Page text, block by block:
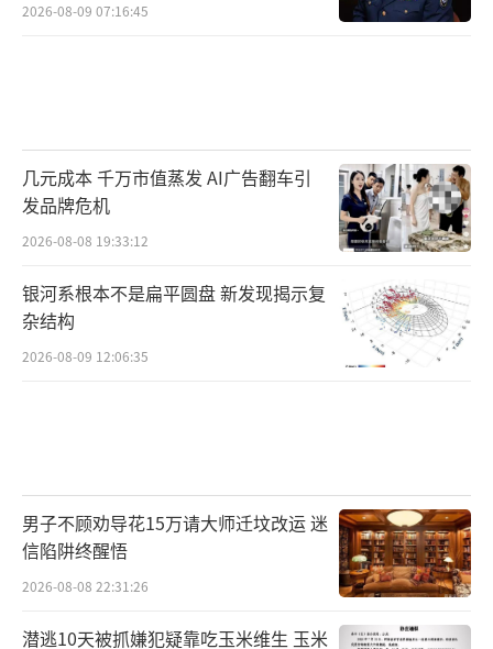
2026-08-09 07:16:45
几元成本 千万市值蒸发 AI广告翻车引
发品牌危机
2026-08-08 19:33:12
银河系根本不是扁平圆盘 新发现揭示复
杂结构
2026-08-09 12:06:35
男子不顾劝导花15万请大师迁坟改运 迷
信陷阱终醒悟
2026-08-08 22:31:26
潜逃10天被抓嫌犯疑靠吃玉米维生 玉米